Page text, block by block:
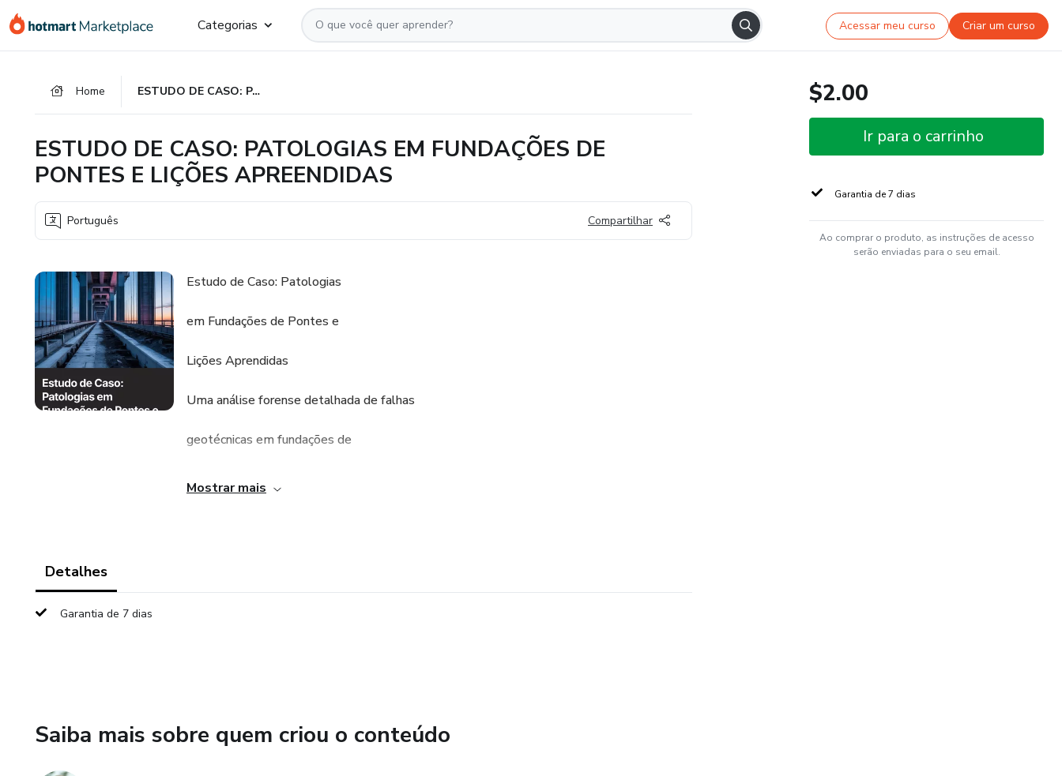
para
para
para
Categorias Acessar meu curso Criar um curso
Home ESTUDO DE CASO: PATOLOGIAS EM FUNDAÇÕES DE PONTES E LIÇÕES APREENDIDAS
ESTUDO DE CASO: PATOLOGIAS EM FUNDAÇÕES DE
PONTES E LIÇÕES APREENDIDAS
Português Compartilhar
Estudo de Caso: Patologias
em Fundações de Pontes e
Lições Aprendidas
Uma análise forense detalhada de falhas
geotécnicas em fundações de
pontes,revelando causas,soluções e
Mostrar mais
Detalhes
Garantia de 7 dias
Saiba mais sobre quem criou o conteúdo
$2.00
Ir para o carrinho
Garantia de 7 dias
Ao comprar o produto, as instruções de acesso
serão enviadas para o seu email.